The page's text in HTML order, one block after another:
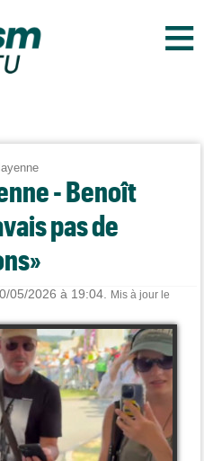
≡
- Benoît
pas de
05/2026 à 19:04.
Mis à jour le